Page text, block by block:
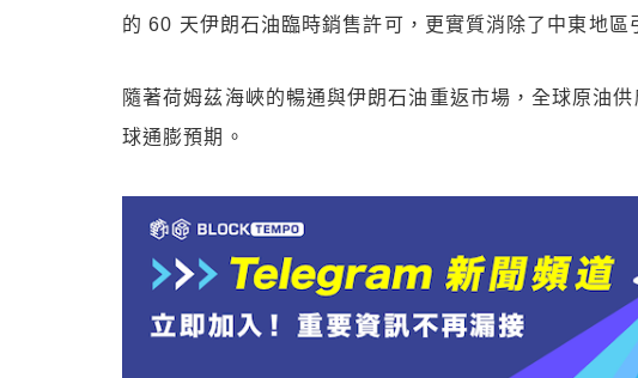
的 60 天伊朗石油臨時銷售許可，更實質消除了中東地區
隨著荷姆茲海峽的暢通與伊朗石油重返市場，全球原油
球通膨預期。